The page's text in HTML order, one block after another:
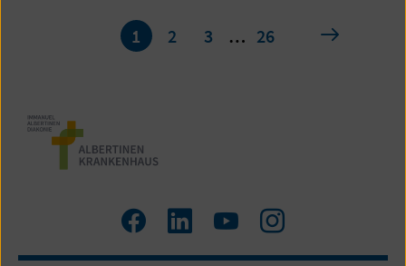
1 2 3 … 26 nächste
Zum
Facebook
LinkedIn
Zum
YouTube
Zum
Instagram